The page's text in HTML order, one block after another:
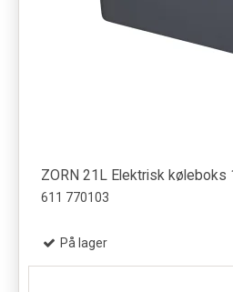
ZORN 21L Elektrisk køleboks
611 770103
På lager